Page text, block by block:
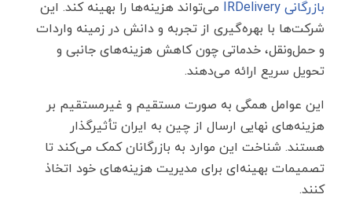
بازرگانی IRDelivery
می‌تواند هزینه‌ها را بهینه کند. این
شرکت‌ها با بهره‌گیری از تجربه و دانش در زمینه واردات
و حمل‌ونقل، خدماتی چون کاهش هزینه‌های جانبی و
تحویل سریع ارائه می‌دهند.
این عوامل همگی به ‌صورت مستقیم و غیرمستقیم بر
هزینه‌های نهایی ارسال از چین به ایران تأثیرگذار
هستند. شناخت این موارد به بازرگانان کمک می‌کند تا
تصمیمات بهینه‌ای برای مدیریت هزینه‌های خود اتخاذ
کنند.